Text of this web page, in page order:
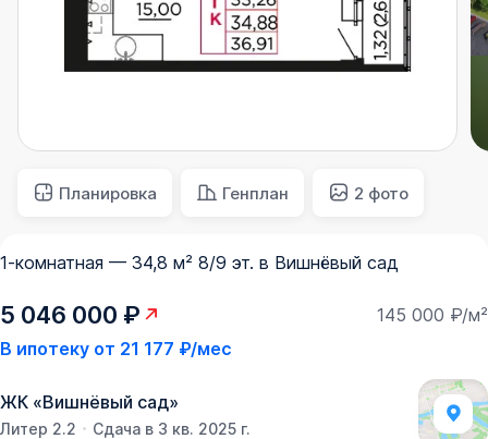
Планировка Генплан 2 фото
1-комнатная — 34,8 м² 8/9 эт. в Вишнёвый сад
5 046 000 ₽
145 000 ₽/м²
В ипотеку от 21 177 ₽/мес
ЖК «Вишнёвый сад»
Литер 2.2 Сдача в 3 кв. 2025 г.